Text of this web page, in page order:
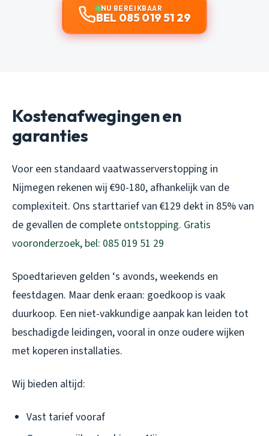
NU BEREIKBAAR
BEL 085 019 51 29
Kostenafwegingen en
garanties
Voor een standaard vaatwasserverstopping in
Nijmegen rekenen wij €90-180, afhankelijk van de
complexiteit. Ons starttarief van €129 dekt in 85% van
de gevallen de complete ontstopping. Gratis
vooronderzoek, bel: 085 019 51 29
Spoedtarieven gelden ‘s avonds, weekends en
feestdagen. Maar denk eraan: goedkoop is vaak
duurkoop. Een niet-vakkundige aanpak kan leiden tot
beschadigde leidingen, vooral in onze oudere wijken
met koperen installaties.
Wij bieden altijd:
Vast tarief vooraf